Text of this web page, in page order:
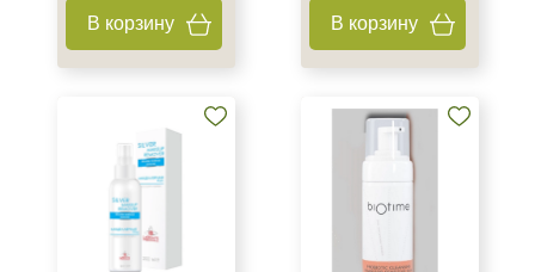
В корзину В корзину